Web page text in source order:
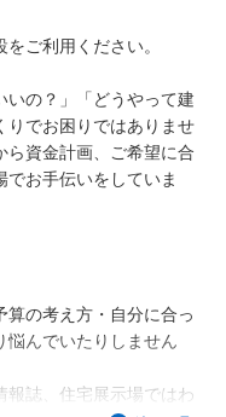
ご利用ください。
いの？」「どうやって建
りでお困りではありませ
ら資金計画、ご希望に合
でお手伝いをしていま
の考え方・自分に合っ
悩んでいたりしません
報誌、住宅展示場ではわ